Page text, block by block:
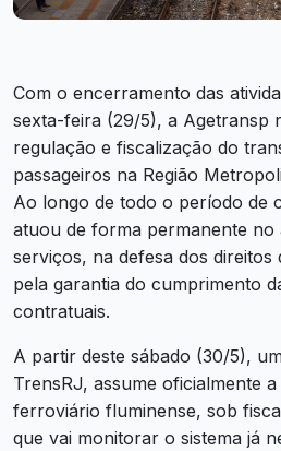
Com o encerramento das
sexta-feira (29/5), a Agetransp
regulação e fiscalização do
passageiros na Região
Ao longo de todo o período de
atuou de forma permanente no
serviços, na defesa dos
pela garantia do cumprimento
contratuais.
A partir deste sábado (30/5),
TrensRJ, assume oficialmente
ferroviário fluminense, sob
que vai monitorar o sistema já